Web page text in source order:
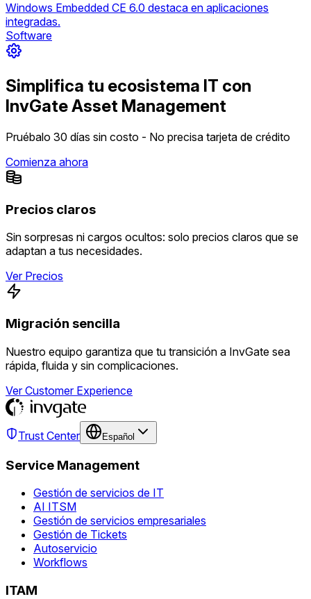
Windows Embedded CE 6.0 destaca en aplicaciones
integradas.
Software
Simplifica tu ecosistema IT con
InvGate Asset Management
Pruébalo 30 días sin costo - No precisa tarjeta de crédito
Comienza ahora
Precios claros
Sin sorpresas ni cargos ocultos: solo precios claros que se
adaptan a tus necesidades.
Ver Precios
Migración sencilla
Nuestro equipo garantiza que tu transición a InvGate sea
rápida, fluida y sin complicaciones.
Ver Customer Experience
Trust Center Español
Service Management
Gestión de servicios de IT
AI ITSM
Gestión de servicios empresariales
Gestión de Tickets
Autoservicio
Workflows
ITAM